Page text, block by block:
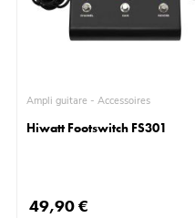
Ampli guitare - Accessoires
Hiwatt Footswitch FS301
49,90 €